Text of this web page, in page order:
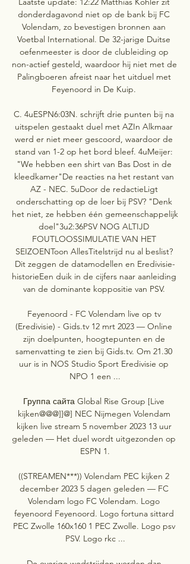
donderdagavond niet op de bank bij FC
Volendam, zo bevestigen bronnen aan
Voetbal International. De 32-jarige Duitse
oefenmeester is door de clubleiding op
non-actief gesteld, waardoor hij niet met de
Palingboeren afreist naar het uitduel met
Feyenoord in De Kuip.
C. 4uESPN6:03N. schrijft drie punten bij na
uitspelen gestaakt duel met AZIn Alkmaar
werd er niet meer gescoord, waardoor de
stand van 1-2 op het bord bleef. 4uMeijer:
"We hebben een shirt van Bas Dost in de
kleedkamer"De reacties na het restant van
AZ - NEC. 5uDoor de redactieLigt
onderschatting op de loer bij PSV? "Denk
het niet, ze hebben één gemeenschappelijk
doel"3u2:36PSV NOG ALTIJD
FOUTLOOSSIMULATIE VAN HET
SEIZOENToon AllesTitelstrijd nu al beslist?
Dit zeggen de datamodellen en Eredivisie-
historieEen duik in de cijfers naar aanleiding
van de dominante koppositie van PSV.
Feyenoord - FC Volendam live op tv
(Eredivisie) - Gids.tv 12 mrt 2023 — Online
zijn doelpunten, hoogtepunten en de
samenvatting te zien bij Gids.tv. Om 21.30
uur is in NOS Studio Sport Eredivisie op
NPO 1 een ...
Группа сайта Global Rise Group [Live
kijken@@@]]@] NEC Nijmegen Volendam
kijken live stream 5 november 2023 13 uur
geleden — Het duel wordt uitgezonden op
ESPN 1.
((STREAMEN***)) Volendam PEC kijken 2
december 2023 5 dagen geleden — FC
Volendam logo FC Volendam. Logo
feyenoord Feyenoord. Logo fortuna sittard
PEC Zwolle 160x160 1 PEC Zwolle. Logo psv
PSV. Logo rkc ...